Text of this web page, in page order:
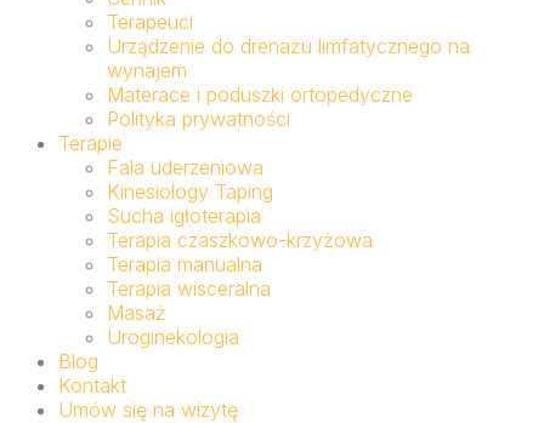
Terapeuci
Urządzenie do drenażu limfatycznego na
wynajem
Materace i poduszki ortopedyczne
Polityka prywatności
Terapie
Fala uderzeniowa
Kinesiology Taping
Sucha igłoterapia
Terapia czaszkowo-krzyżowa
Terapia manualna
Terapia wisceralna
Masaż
Uroginekologia
Blog
Kontakt
Umów się na wizytę